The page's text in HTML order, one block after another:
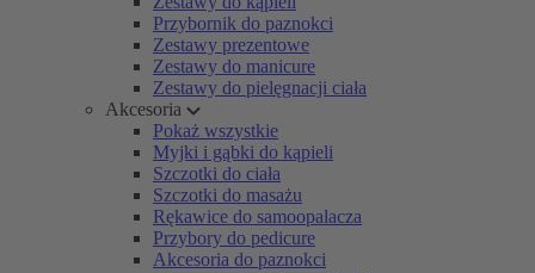
Przybornik do paznokci
Zestawy prezentowe
Zestawy do manicure
Zestawy do pielęgnacji ciała
Akcesoria
Pokaż wszystkie
Myjki i gąbki do kąpieli
Szczotki do ciała
Szczotki do masażu
Rękawice do samoopalacza
Przybory do pedicure
Akcesoria do paznokci